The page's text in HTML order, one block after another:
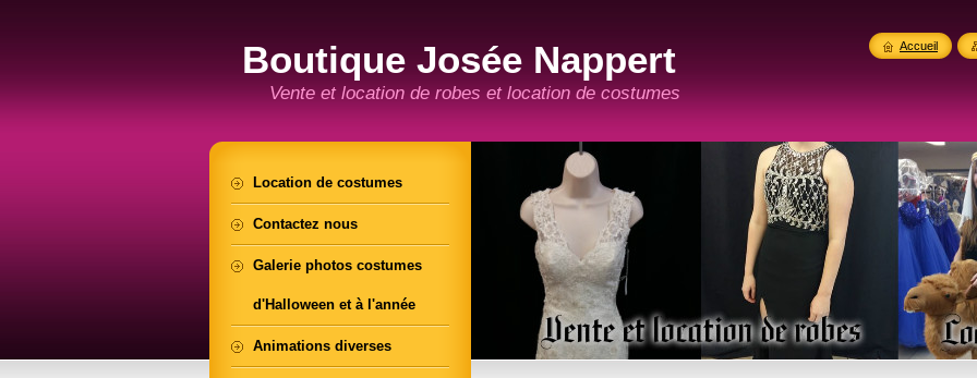
Boutique Josée Nappert
Vente et location de robes et location de costumes
Location de costumes
Contactez nous
Galerie photos costumes
d'Halloween et à l'année
Animations diverses
Accueil